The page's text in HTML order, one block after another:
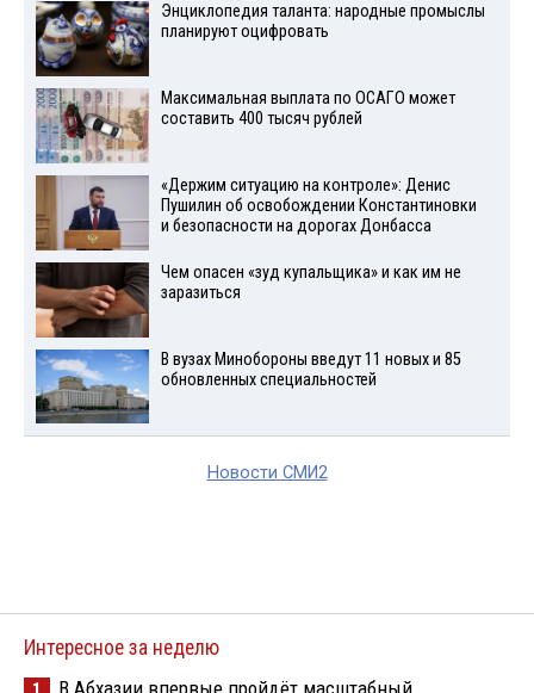
Энциклопедия таланта: народные промыслы
планируют оцифровать
Максимальная выплата по ОСАГО может
составить 400 тысяч рублей
«Держим ситуацию на контроле»: Денис
Пушилин об освобождении Константиновки
и безопасности на дорогах Донбасса
Чем опасен «зуд купальщика» и как им не
заразиться
В вузах Минобороны введут 11 новых и 85
обновленных специальностей
Новости СМИ2
Интересное за неделю